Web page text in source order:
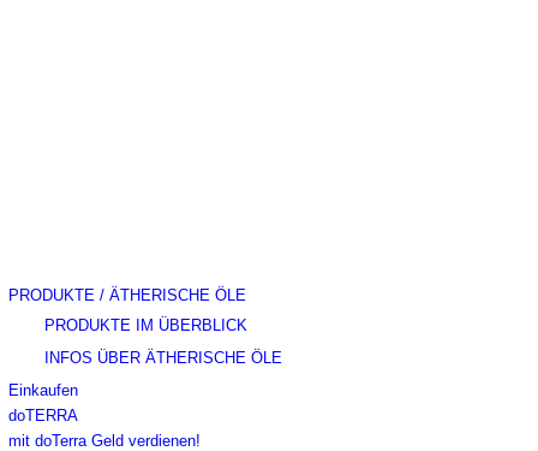
PRODUKTE / ÄTHERISCHE ÖLE
PRODUKTE IM ÜBERBLICK
INFOS ÜBER ÄTHERISCHE ÖLE
Einkaufen
doTERRA
mit doTerra Geld verdienen!